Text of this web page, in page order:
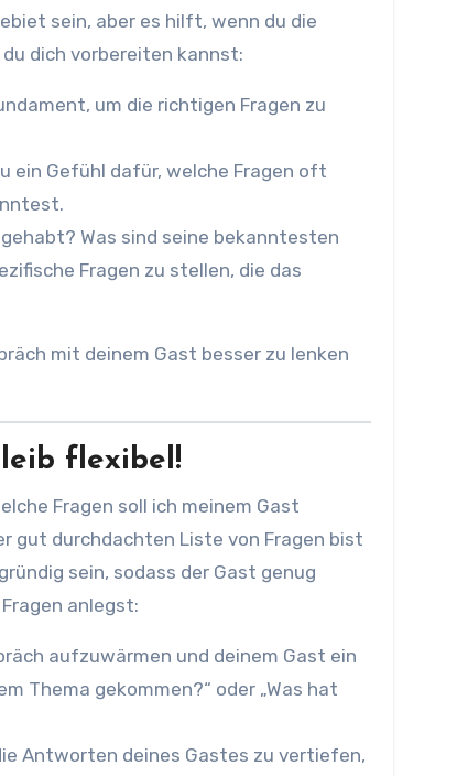
sein, aber es hilft, wenn du die
dich vorbereiten kannst:
um die richtigen Fragen zu
ein Gefühl dafür, welche Fragen oft
Was sind seine bekanntesten
Fragen zu stellen, die das
mit deinem Gast besser zu lenken
flexibel!
Fragen soll ich meinem Gast
gut durchdachten Liste von Fragen bist
sein, sodass der Gast genug
anlegst:
aufzuwärmen und deinem Gast ein
Thema gekommen?“ oder „Was hat
Antworten deines Gastes zu vertiefen,